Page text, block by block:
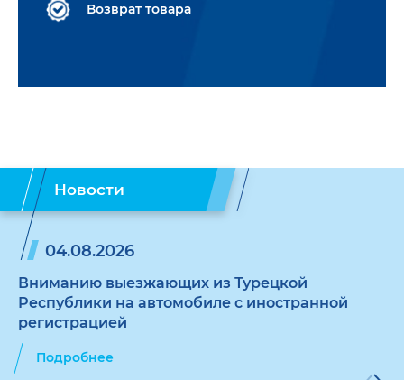
Возврат товара
Новости
04.08.2026
Вниманию выезжающих из Турецкой
Республики на автомобиле с иностранной
регистрацией
Подробнее